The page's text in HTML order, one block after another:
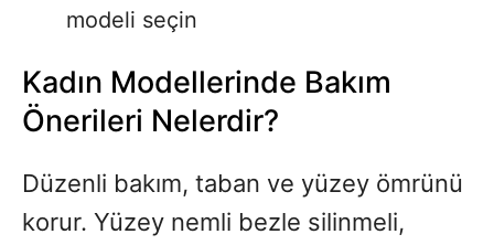
modeli seçin
Kadın Modellerinde Bakım
Önerileri Nelerdir?
Düzenli bakım, taban ve yüzey ömrünü
korur. Yüzey nemli bezle silinmeli,